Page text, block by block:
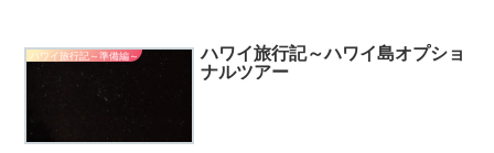
ハワイ旅行記～準備編～
ハワイ旅行記～ハワイ島オプショ
ナルツアー